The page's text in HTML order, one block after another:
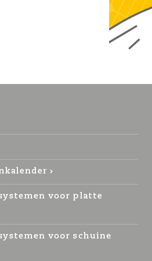
voor platte
voor schuine